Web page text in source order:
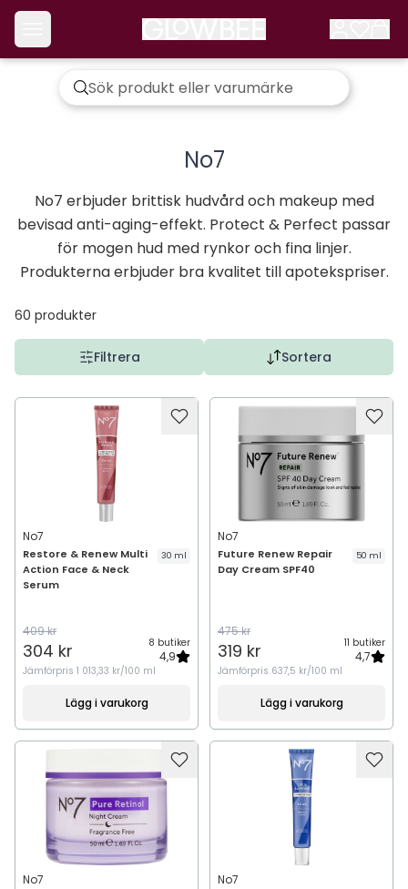
No7
No7 erbjuder brittisk hudvård och makeup med
bevisad anti-aging-effekt. Protect & Perfect passar
för mogen hud med rynkor och fina linjer.
Produkterna erbjuder bra kvalitet till apotekspriser.
60 produkter
Filtrera Sortera
No7
Restore & Renew Multi
Action Face & Neck
Serum
30 ml
409 kr
304 kr 8 butiker
4,9
Jämförpris 1 013,33 kr/100 ml
Lägg i varukorg
No7
Future Renew Repair
Day Cream SPF40
50 ml
475 kr
319 kr 11 butiker
4,7
Jämförpris 637,5 kr/100 ml
Lägg i varukorg
No7 No7